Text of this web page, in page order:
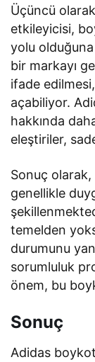
Üçüncü
etkileyicisi,
yolu
bir markayı
ifade
açabiliyor.
hakkında
eleştiriler,
Sonuç
genellikle
temelden
durumunu
sorumluluk
önem, bu
Sonuç
Adidas